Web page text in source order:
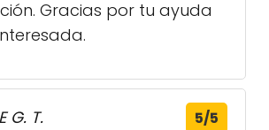
Gracias por tu ayuda
G. T. 5/5